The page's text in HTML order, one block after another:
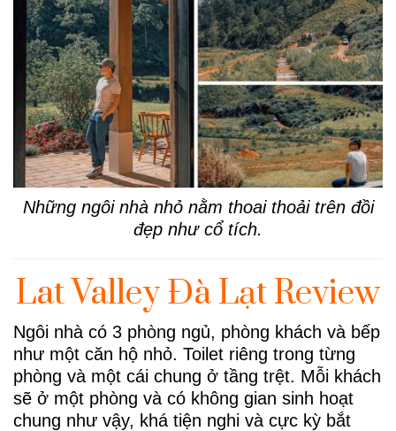
Những ngôi nhà nhỏ nằm thoai thoải trên đồi
đẹp như cổ tích.
Lat Valley Đà Lạt Review
Ngôi nhà có 3 phòng ngủ, phòng khách và bếp
như một căn hộ nhỏ. Toilet riêng trong từng
phòng và một cái chung ở tầng trệt. Mỗi khách
sẽ ở một phòng và có không gian sinh hoạt
chung như vậy, khá tiện nghi và cực kỳ bắt